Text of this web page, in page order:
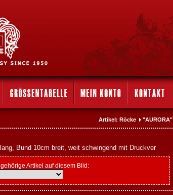
Artikel: Röcke "AURORA"
Bund 10cm breit, weit schwingend mit Druckver
Artikel auf diesem Bild: